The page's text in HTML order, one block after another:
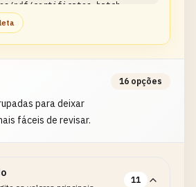
pdf/certificates-batch-
para deixar
fáceis de revisar.
16 opções
11